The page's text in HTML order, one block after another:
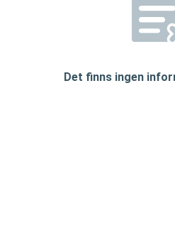
Det finns ingen